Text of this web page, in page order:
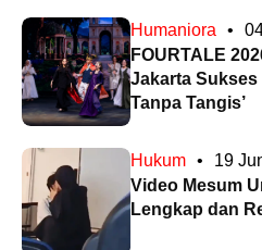
Humaniora •
FOURTALE
Jakarta Sukses
Tanpa Tangis’
Hukum •
19
Video Mesum
Lengkap dan